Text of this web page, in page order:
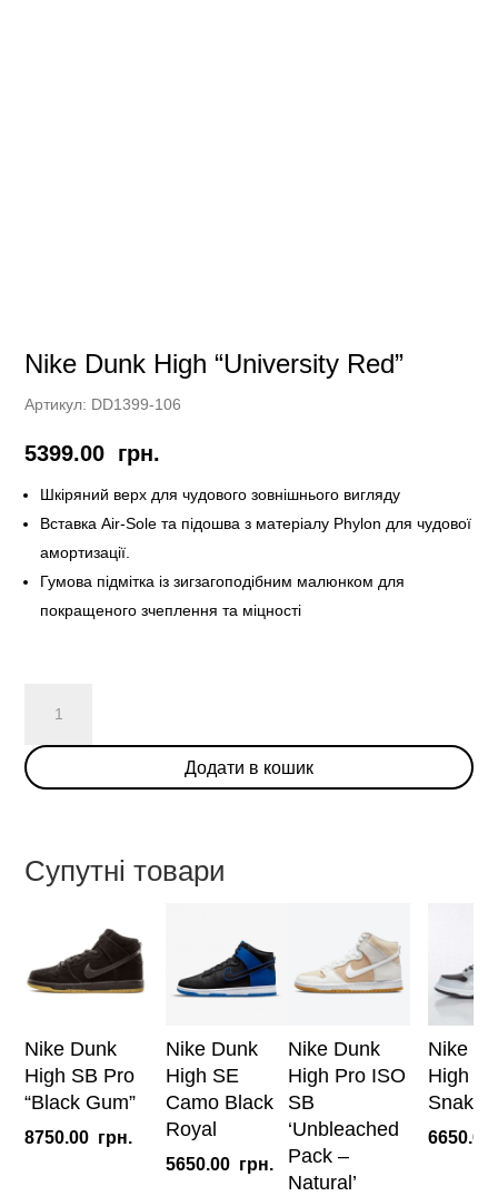
Nike Dunk High “University Red”
Артикул: DD1399-106
5399.00 грн.
Шкіряний верх для чудового зовнішнього вигляду
Вставка Air-Sole та підошва з матеріалу Phylon для чудової
амортизації.
Гумова підмітка із зигзагоподібним малюнком для
покращеного зчеплення та міцності
Dunk
High
"University
Додати в кошик
Супутні товари
Nike Dunk
High SB Pro
“Black Gum”
8750.00 грн.
Nike Dunk
High SE
Camo Black
Royal
5650.00 грн.
Nike Dunk
High Pro ISO
SB
‘Unbleached
Pack –
Natural’
Nike
High
Snake”
6650.00